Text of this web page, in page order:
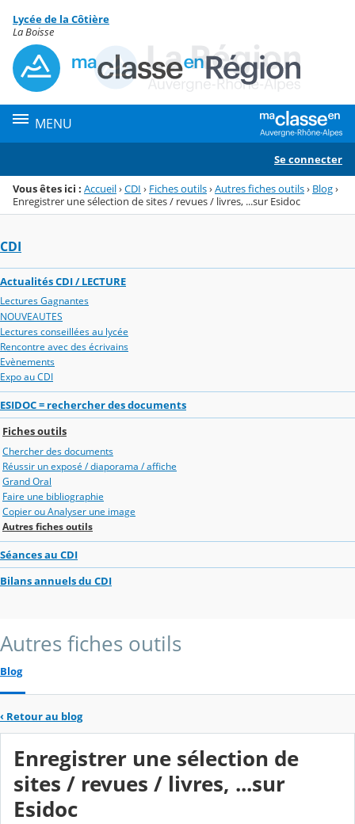
Menu de la rubrique
Contenu
Lycée de la Côtière
La Boisse
MENU
Se connecter
Vous êtes ici : Accueil›CDI › Fiches outils›Autres fiches outils› Blog›
Enregistrer une sélection de sites / revues / livres, ...sur Esidoc
CDI
Actualités CDI / LECTURE
Lectures Gagnantes
NOUVEAUTES
Lectures conseillées au lycée
Rencontre avec des écrivains
Evènements
Expo au CDI
ESIDOC = rechercher des documents
Fiches outils
Chercher des documents
Réussir un exposé / diaporama / affiche
Grand Oral
Faire une bibliographie
Copier ou Analyser une image
Autres fiches outils
Séances au CDI
Bilans annuels du CDI
Autres fiches outils
Blog
‹ Retour au blog
Enregistrer une sélection de
sites / revues / livres, ...sur
Esidoc